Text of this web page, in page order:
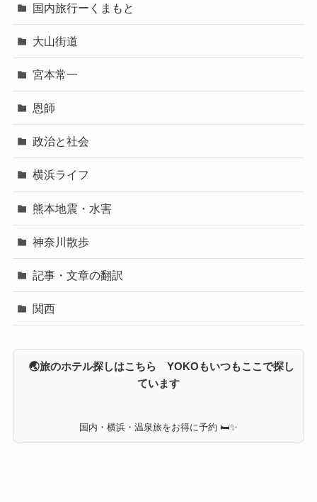
国内旅行ーくまもと
大山街道
宮本常一
恩師
政治と社会
横浜ライフ
熊本地震・水害
神奈川散歩
記事・文章の翻訳
関西
🌏旅のホテル探しはこちら YOKOもいつもここで探し
ています